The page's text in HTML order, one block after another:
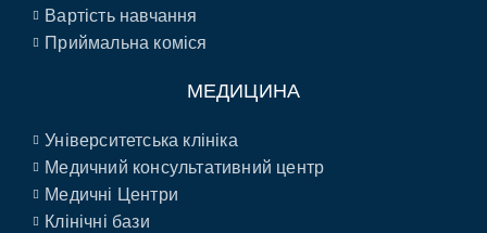
Вартість навчання
Приймальна коміся
МЕДИЦИНА
Університетська клініка
Медичний консультативний центр
Медичні Центри
Клінічні бази